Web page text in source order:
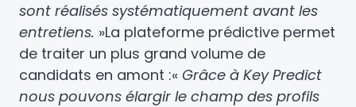
sont réalisés systématiquement avant les
entretiens. »La plateforme prédictive permet
de traiter un plus grand volume de
candidats en amont :« Grâce à Key Predict
nous pouvons élargir le champ des profils